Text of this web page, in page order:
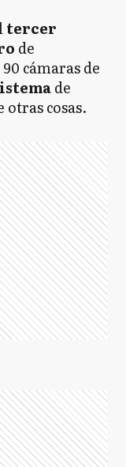
tercer
de
cámaras de
de
otras cosas.